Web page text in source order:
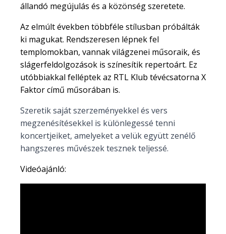
állandó megújulás és a közönség szeretete.
Az elmúlt években többféle stílusban próbálták
ki magukat. Rendszeresen lépnek fel
templomokban, vannak világzenei műsoraik, és
slágerfeldolgozások is színesítik repertoárt. Ez
utóbbiakkal felléptek az RTL Klub tévécsatorna X
Faktor című műsorában is.
Szeretik saját szerzeményekkel és vers
megzenésítésekkel is különlegessé tenni
koncertjeiket, amelyeket a velük együtt zenélő
hangszeres művészek tesznek teljessé.
Videóajánló: